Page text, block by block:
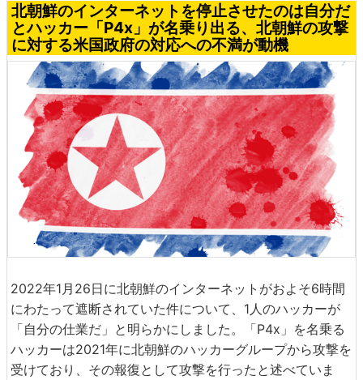
北朝鮮のインターネットを停止させたのは自分だ
とハッカー「P4x」が名乗り出る、北朝鮮の攻撃
に対する米国政府の対応への不満が動機
2022年1月26日に北朝鮮のインターネットがおよそ6時間
にわたって遮断されていた件について、1人のハッカーが
「自分の仕業だ」と明らかにしました。「P4x」を名乗る
ハッカーは2021年に北朝鮮のハッカーグループから攻撃を
受けており、その報復として攻撃を行ったと述べていま